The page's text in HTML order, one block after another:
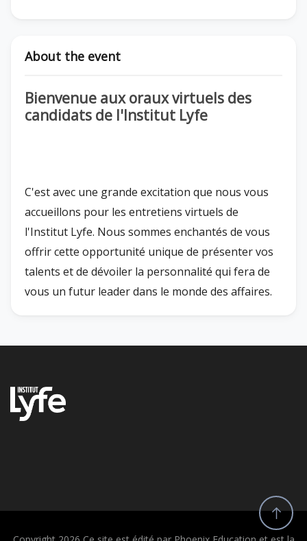
About the event
Bienvenue aux oraux virtuels des
candidats de l'Institut Lyfe
C'est avec une grande excitation que nous vous
accueillons pour les entretiens virtuels de
l'Institut Lyfe. Nous sommes enchantés de vous
offrir cette opportunité unique de présenter vos
talents et de dévoiler la personnalité qui fera de
vous un futur leader dans le monde des affaires.